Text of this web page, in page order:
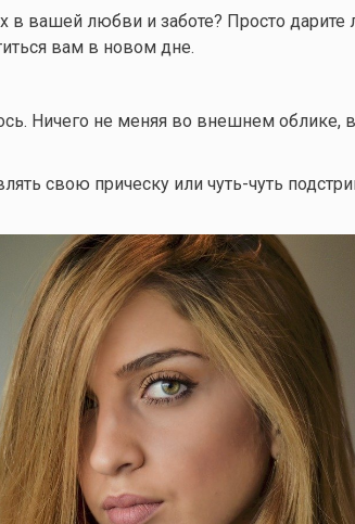
в вашей любви и заботе? Просто
вам в новом дне.
Ничего не меняя во внешнем облике,
свою прическу или чуть-чуть